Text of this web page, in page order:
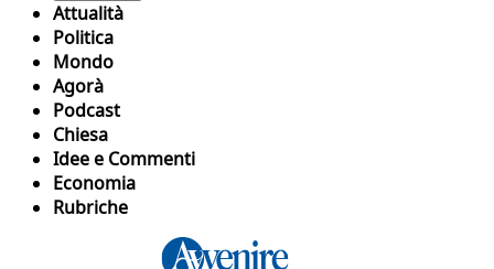
Attualità
Politica
Mondo
Agorà
Podcast
Chiesa
Idee e Commenti
Economia
Rubriche